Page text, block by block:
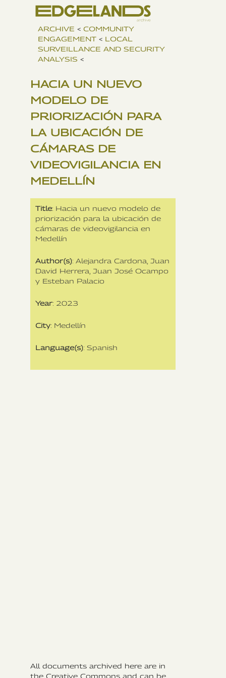
ARCHIVE < COMMUNITY
ENGAGEMENT < LOCAL
SURVEILLANCE AND SECURITY
ANALYSIS <
HACIA UN NUEVO
MODELO DE
PRIORIZACIÓN PARA
LA UBICACIÓN DE
CÁMARAS DE
VIDEOVIGILANCIA EN
MEDELLÍN
Title: Hacia un nuevo modelo de
priorización para la ubicación de
cámaras de videovigilancia en
Medellín
Author(s): Alejandra Cardona, Juan
David Herrera, Juan José Ocampo
y Esteban Palacio
Year: 2023
City: Medellín
Language(s): Spanish
All documents archived here are in
the Creative Commons and can be